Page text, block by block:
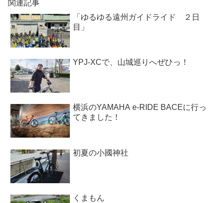
関連記事
「ゆるゆる遠州ガイドライド ２日
目」
YPJ-XCで、山城巡りへぜひっ！
横浜のYAMAHA e-RIDE BACEに行っ
てきました！
初夏の小國神社
くまもん